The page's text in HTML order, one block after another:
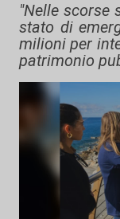
"Nelle scorse
stato di
milioni per
patrimonio